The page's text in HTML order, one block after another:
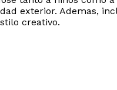
exterior. Ademas,
creativo.